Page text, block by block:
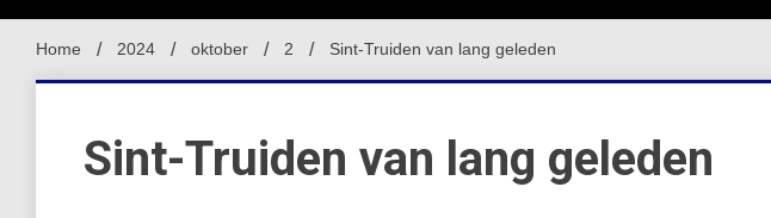
Home 2024 oktober 2 Sint-Truiden van lang geleden
Sint-Truiden van lang geleden